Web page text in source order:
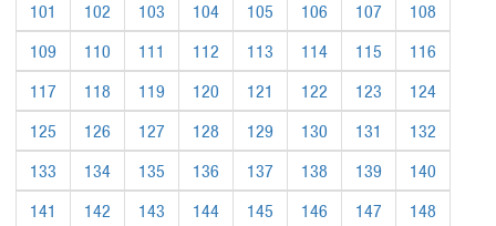
101
102 103 104 105 106 107
108
109
110 111 112 113 114 115
116
117
118 119 120 121 122 123
124
125
126 127 128 129 130 131
132
133
134 135 136 137 138 139
140
141
142 143 144 145 146 147
148